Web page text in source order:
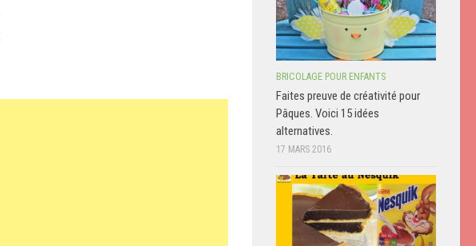
BRICOLAGE POUR ENFANTS
Faites preuve de créativité pour
Pâques. Voici 15 idées
alternatives.
17 MARS 2016